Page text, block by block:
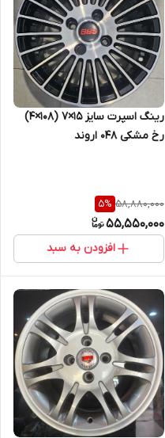
رینگ اسپرت سایز ۱۵×۷ (۱۰۸×۴)
رخ مشکی ۰۴۸ اروند
58,880,000
5%
55,550,000
افزودن به سبد